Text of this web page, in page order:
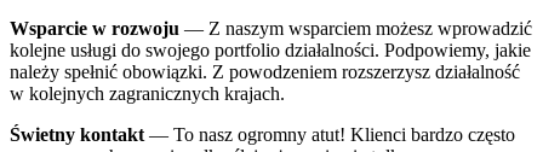
Wsparcie w rozwoju — Z naszym wsparciem możesz wprowadzić
kolejne usługi do swojego portfolio działalności. Podpowiemy, jakie
należy spełnić obowiązki. Z powodzeniem rozszerzysz działalność
w kolejnych zagranicznych krajach.
Świetny kontakt — To nasz ogromny atut! Klienci bardzo często